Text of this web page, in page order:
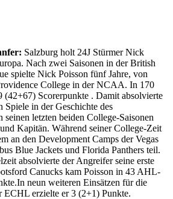
Salzburg holt 24J Stürmer Nick
Nach zwei Saisonen in der British
spielte Nick Poisson fünf Jahre, von
College in der NCAA. In 170
(42+67) Scorerpunkte . Damit absolvierte
Spiele in der Geschichte des
letzten beiden College-Saisonen
Kapitän. Während seiner College-Zeit
an den Development Camps der Vegas
Blue Jackets und Florida Panthers teil.
absolvierte der Angreifer seine erste
Canucks kam Poisson in 43 AHL-
neun weiteren Einsätzen für die
ECHL erzielte er 3 (2+1) Punkte.